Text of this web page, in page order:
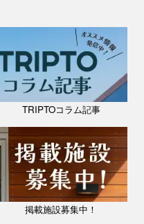
TRIPTOコラム記事
掲載施設募集中！